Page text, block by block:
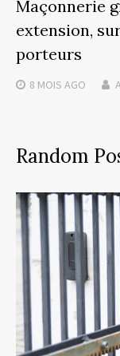
Maçonnerie
extension,
porteurs
8 MOIS AGO
Random